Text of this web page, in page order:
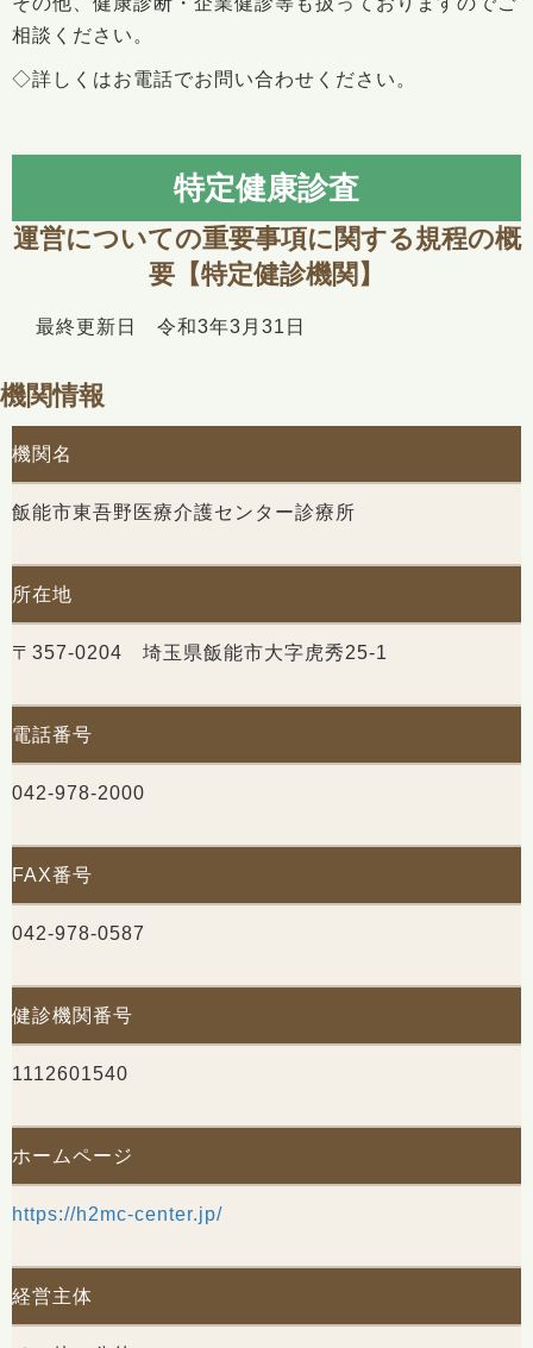
相談ください。
◇詳しくはお電話でお問い合わせください。
特定健康診査
運営についての重要事項に関する規程の概
要【特定健診機関】
最終更新日 令和3年3月31日
機関情報
機関名
飯能市東吾野医療介護センター診療所
所在地
〒357-0204 埼玉県飯能市大字虎秀25-1
電話番号
042-978-2000
FAX番号
042-978-0587
健診機関番号
1112601540
ホームページ
https://h2mc-center.jp/
経営主体